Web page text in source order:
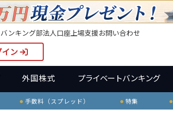
ンキング部法人口座上場支援お問い合わせ
イン
外国株式 プライベートバンキング
手数料（スプレッド） 特集